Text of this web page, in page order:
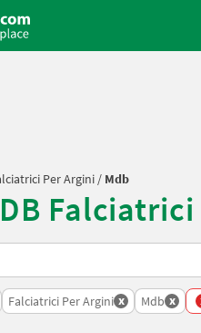
Per Argini / Mdb
su Landwirt.com
Falciatrici Per Argini x Mdb x